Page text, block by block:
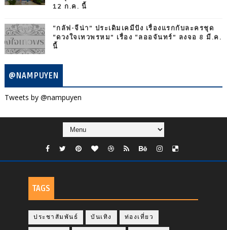
12 ก.ค. นี้
“กลัฟ-จีน่า” ประเดิมเคมีปัง เรื่องแรกกับละครชุด
“ดวงใจเทวพรหม” เรื่อง “ลออจันทร์” ลงจอ 8 มี.ค.
นี้
@NAMPUYEN
Tweets by @nampuyen
TAGS
ประชาสัมพันธ์ บันเทิง ท่องเที่ยว